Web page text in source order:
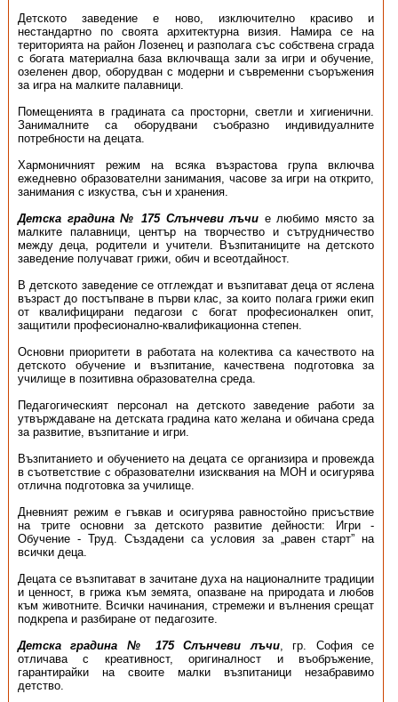
Детското заведение е ново, изключително красиво и
нестандартно по своята архитектурна визия. Намира се на
територията на район Лозенец и разполага със собствена сграда
с богата материална база включваща зали за игри и обучение,
озеленен двор, оборудван с модерни и съвременни съоръжения
за игра на малките палавници.
Помещенията в градината са просторни, светли и хигиенични.
Занималните са оборудвани съобразно индивидуалните
потребности на децата.
Хармоничният режим на всяка възрастова група включва
ежедневно образователни занимания, часове за игри на открито,
занимания с изкуства, сън и хранения.
Детска градина № 175 Слънчеви лъчи е любимо място за
малките палавници, център на творчество и сътрудничество
между деца, родители и учители. Възпитаниците на детското
заведение получават грижи, обич и всеотдайност.
В детското заведение се отглеждат и възпитават деца от яслена
възраст до постъпване в първи клас, за които полага грижи екип
от квалифицирани педагози с богат професионалкен опит,
защитили професионално-квалификационна степен.
Основни приоритети в работата на колектива са качеството на
детското обучение и възпитание, качествена подготовка за
училище в позитивна образователна среда.
Педагогическият персонал на детското заведение работи за
утвърждаване на детската градина като желана и обичана среда
за развитие, възпитание и игри.
Възпитанието и обучението на децата се организира и провежда
в съответствие с образователни изисквания на МОН и осигурява
отлична подготовка за училище.
Дневният режим е гъвкав и осигурява равностойно присъствие
на трите основни за детското развитие дейности: Игри -
Обучение - Труд. Създадени са условия за „равен старт” на
всички деца.
Децата се възпитават в зачитане духа на националните традиции
и ценност, в грижа към земята, опазване на природата и любов
към животните. Всички начинания, стремежи и вълнения срещат
подкрепа и разбиране от педагозите.
Детска градина № 175 Слънчеви лъчи, гр. София се
отличава с креативност, оригиналност и въобръжение,
гарантирайки на своите малки възпитаници незабравимо
детство.